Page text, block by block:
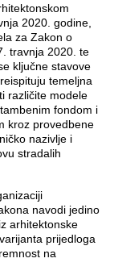
2020. godine,
za Zakon o
travnja 2020. te
ključne stavove
temeljna
različite modele
fondom i
kroz provedbene
nazivlje i
stradalih
navodi jedino
arhitektonske
prijedloga
na